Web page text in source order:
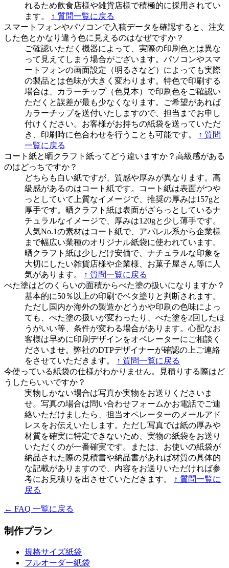
れるため飲食店様や雑貨店様で積極的に採用されてい
ます。
↑ 質問一覧に戻る
スマートフォンやパソコンで入稿データを確認すると、注文
した色とかなり違う色に見えるのはなぜですか？
ご確認いただく機器によって、実際の印刷色とは異な
って見えてしまう場合がございます。パソコンやスマ
ートフォンの画面設定（明るさなど）によっても実際
の製品とは色味が大きく変わります。特色で印刷する
場合は、カラーチップ（色見本）で印刷色をご確認い
ただくと誤差が最も少なくなります。ご希望があれば
カラーチップを送付いたしますので、担当までお申し
付けください。お客様がお持ちの紙袋を送っていただ
き、印刷時に色合わせを行うことも可能です。
↑ 質問
一覧に戻る
コート紙と晒クラフト紙ってどう違いますか？高級感がある
のはどっちですか？
どちらも白い紙ですが、質感や厚みが異なります。高
級感があるのはコート紙です。コート紙は表面がつや
っとしていて上質なイメージで、推奨の厚みは157gと
厚手です。晒クラフト紙は表面がざらっとしているナ
チュラルなイメージで、厚みは120gと少し薄手です。
人気No.1の素材はコート紙で、アパレル系から企業様
まで幅広い業種のオリジナル紙袋に使われています。
晒クラフト紙は少しだけ安価で、ナチュラルな印象を
大切にしたい雑貨店様や企業様、お菓子屋さん等に人
気があります。
↑ 質問一覧に戻る
べた塗はどのくらいの面積からべた塗の扱いになりますか？
基本的に50％以上の印刷でベタ塗りと判断されます。
ただし国内か海外の製造かどうかや印刷の色味によっ
ても、べた塗の扱いが変わったり、べた塗を2回したほ
うがいい等、条件が変わる場合があります。心配なお
客様は早めに印刷デザインをオペレーターにご相談く
ださいませ。弊社のDTPデザイナーが確認の上ご連絡
をさせていただきます。
↑ 質問一覧に戻る
今使っている紙袋の仕様がわかりません。見積りする際はど
うしたらいいですか？
実物しかない場合は写真か実物をお送りくださいま
せ。写真の場合は問い合わせフォームかお電話でご連
絡いただけましたら、担当オペレーターのメールアド
レスをお伝えいたします。ただし写真では紙の厚みや
材質を確実に特定できないため、実物の紙袋をお送り
いただくのが一番確実です。または、お使いの紙袋が
納品された際の見積書や納品書があれば材質の具体的
な記載がありますので、内容をお送りいただければ参
考にお見積りを出させていただきます。
↑ 質問一覧に
戻る
← FAQ 一覧に戻る
制作プラン
規格サイズ紙袋
フルオーダー紙袋